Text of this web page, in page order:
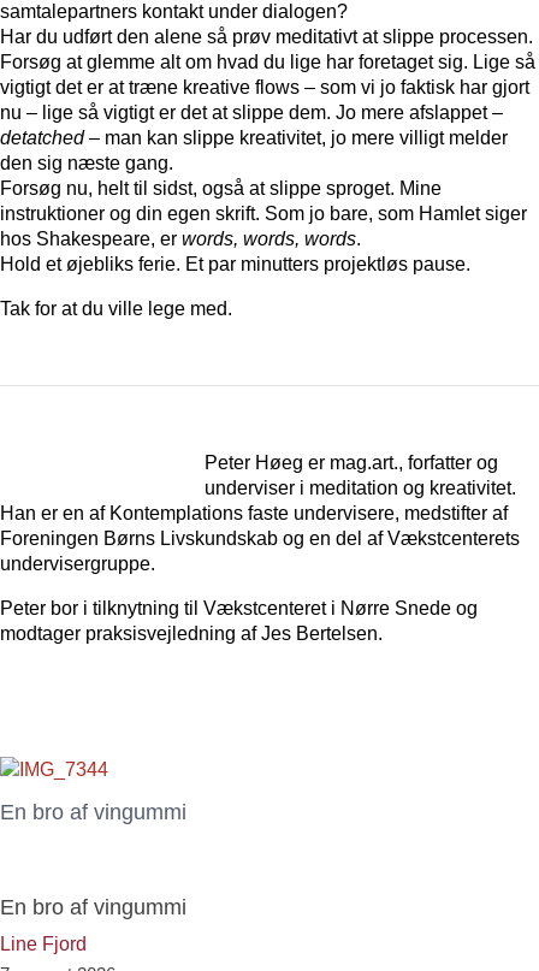
samtalepartners kontakt under dialogen?
Har du udført den alene så prøv meditativt at slippe processen.
Forsøg at glemme alt om hvad du lige har foretaget sig. Lige så
vigtigt det er at træne kreative flows – som vi jo faktisk har gjort
nu – lige så vigtigt er det at slippe dem. Jo mere afslappet –
detatched– man kan slippe kreativitet, jo mere villigt melder
den sig næste gang.
Forsøg nu, helt til sidst, også at slippe sproget. Mine
instruktioner og din egen skrift. Som jo bare, som Hamlet siger
hos Shakespeare, er words, words, words.
Hold et øjebliks ferie. Et par minutters projektløs pause.
Tak for at du ville lege med.
Peter Høeg er mag.art., forfatter og
underviser i meditation og kreativitet.
Han er en af Kontemplations faste undervisere, medstifter af
Foreningen Børns Livskundskab og en del af Vækstcenterets
undervisergruppe.
Peter bor i tilknytning til Vækstcenteret i Nørre Snede og
modtager praksisvejledning af Jes Bertelsen.
En bro af vingummi
En bro af vingummi
Line Fjord